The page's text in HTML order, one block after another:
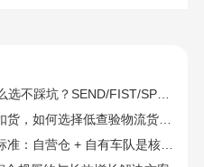
官方认证物流商，只有这家敢承诺“准达率第一”
，如何选择低查验物流货代？
自营仓 + 自有车队是核心硬指标